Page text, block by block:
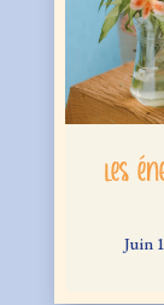
Les
Juin